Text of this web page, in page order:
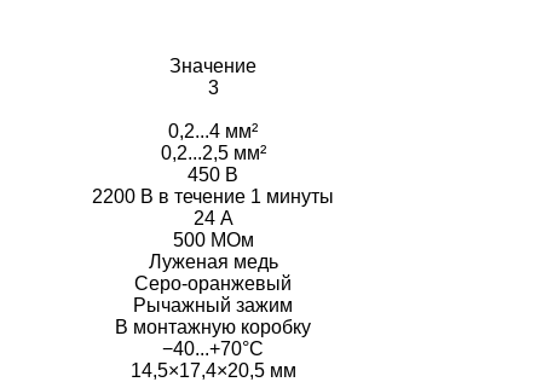
Значение
3
0,2...4 мм²
0,2...2,5 мм²
450 В
2200 В в течение 1 минуты
24 А
500 МОм
Луженая медь
Серо-оранжевый
Рычажный зажим
В монтажную коробку
−40...+70°C
14,5×17,4×20,5 мм